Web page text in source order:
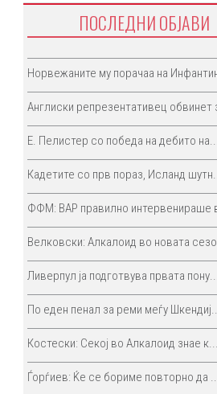
ПОСЛЕДНИ ОБЈАВИ
Норвежаните му порачаа на
Англиски репрезентативец обвинет
E. Пелистер со победа на дебито на...
Кадетите со прв пораз, Исланд шутн...
ФФМ: ВАР правилно интервенираше
Велковски: Алкалоид во новата
Ливерпул ја подготвува првата пону...
По еден пенал за реми меѓу Шкендиј...
Костески: Секој во Алкалоид знае к...
Ѓорѓиев: Ќе се бориме повторно да ...